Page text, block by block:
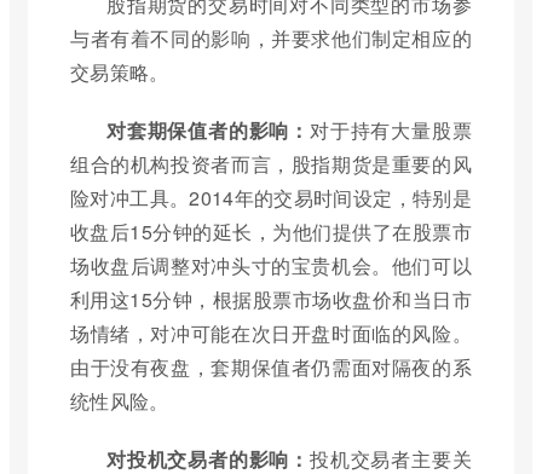
与者有着不同的影响，并要求他们制定相应的
交易策略。
对套期保值者的影响： 对于持有大量股票
组合的机构投资者而言，股指期货是重要的风
险对冲工具。2014年的交易时间设定，特别是
收盘后15分钟的延长，为他们提供了在股票市
场收盘后调整对冲头寸的宝贵机会。他们可以
利用这15分钟，根据股票市场收盘价和当日市
场情绪，对冲可能在次日开盘时面临的风险。
由于没有夜盘，套期保值者仍需面对隔夜的系
统性风险。
对投机交易者的影响：投机交易者主要关